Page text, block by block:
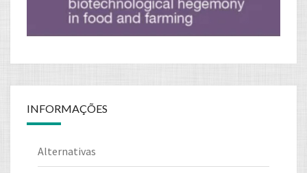
INFORMAÇÕES
Alternativas